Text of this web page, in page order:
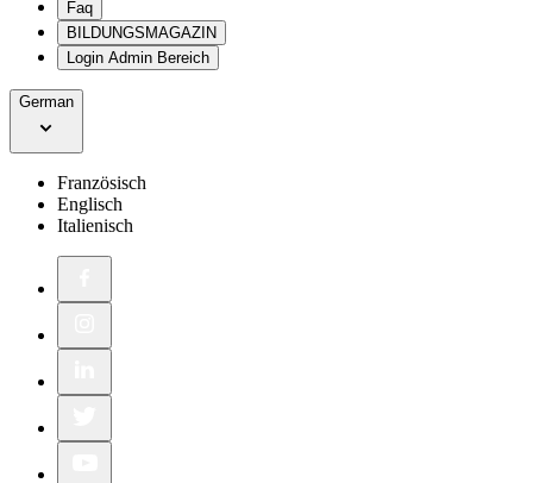
Faq
BILDUNGSMAGAZIN
Login Admin Bereich
German
Französisch
Englisch
Italienisch